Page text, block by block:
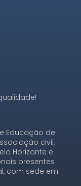
Educação de
civil,
Horizonte e
presentes
com sede em